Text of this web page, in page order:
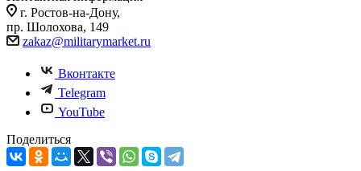
г. Ростов-на-Дону,
пр. Шолохова, 149
zakaz@militarymarket.ru
Вконтакте
Telegram
YouTube
Поделиться